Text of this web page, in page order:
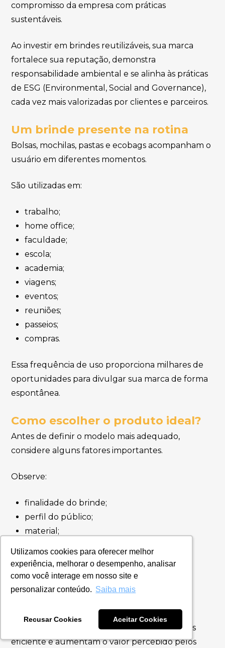
Utilizamos cookies para oferecer melhor
experiência, melhorar o desempenho, analisar
como você interage em nosso site e
personalizar conteúdo. Saiba mais
Recusar Cookies Aceitar Cookies
Utilizamos cookies para oferecer melhor
experiência, melhorar o desempenho, analisar
como você interage em nosso site e
personalizar conteúdo. Saiba mais
Recusar Cookies Aceitar Cookies
compromisso da empresa com práticas
sustentáveis.
Ao investir em brindes reutilizáveis, sua marca
fortalece sua reputação, demonstra
responsabilidade ambiental e se alinha às práticas
de ESG (Environmental, Social and Governance),
cada vez mais valorizadas por clientes e parceiros.
Um brinde presente na rotina
Bolsas, mochilas, pastas e ecobags acompanham o
usuário em diferentes momentos.
São utilizadas em:
trabalho;
home office;
faculdade;
escola;
academia;
viagens;
eventos;
reuniões;
passeios;
compras.
Essa frequência de uso proporciona milhares de
oportunidades para divulgar sua marca de forma
espontânea.
Como escolher o produto ideal?
Antes de definir o modelo mais adequado,
considere alguns fatores importantes.
Observe:
finalidade do brinde;
perfil do público;
material;
resistência;
acabamento;
qualidade da personalização;
Esses detalhes garantem uma campanha mais
eficiente e aumentam o valor percebido pelos